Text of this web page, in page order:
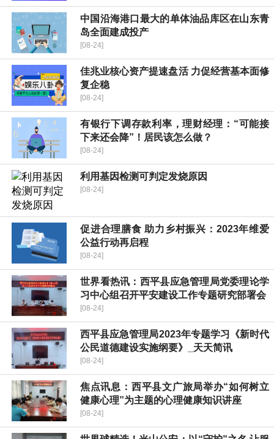
中国沿海港口最大的单体油品库区在山东青
岛全面建成投产
[08-24]
佳兆业核心资产提速盘活 力促经营基本面修
复企稳
[08-24]
有银行下调存款利率，理财经理：“可能接
下来还会降”！居民该怎么做？
[08-24]
利用基因检测可判定发烧原因
[08-24]
促进合理膳食 助力乡村振兴：2023年维爱
公益行动再启程
[08-24]
世界看热讯：​西平县应急管理局党委理论学
习中心组召开平安建设工作专题研究部署会
[08-24]
​西平县应急管理局2023年专题学习《新时代
公民道德建设实施纲要》_天天简讯
[08-24]
焦点讯息：​西平县文广旅局举办“如何树立
健康心理”为主题的心理健康知识讲座
[08-24]